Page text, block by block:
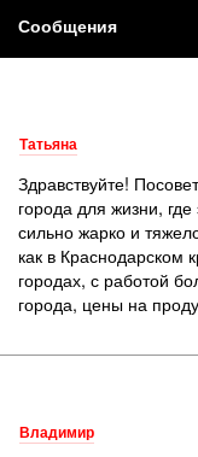
Сообщения
Татьяна
Здравствуйте!
города для жизни,
сильно жарко и
как в Краснодарском
городах, с работой
города, цены на
Владимир